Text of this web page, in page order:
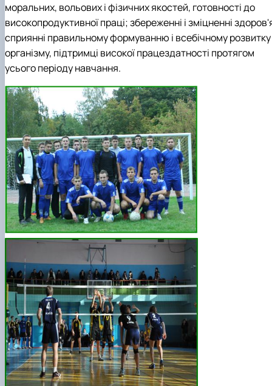
моральних, вольових і фізичних якостей, готовності до
високопродуктивної праці; збереженні і зміцненні
сприянні правильному формуванню і всебічному розвитку
організму, підтримці високої працездатності протягом
усього періоду навчання.